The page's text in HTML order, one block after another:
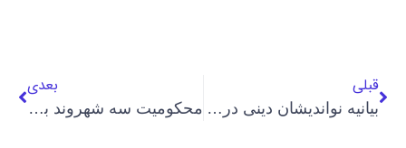
قبلی
بیانیه نواندیشان دینی در حمایت از مواضع مولوی عبدالحمید
بعدی
محکومیت سه شهروند بهایی در تهران به زندان، منع اقامت در تهران